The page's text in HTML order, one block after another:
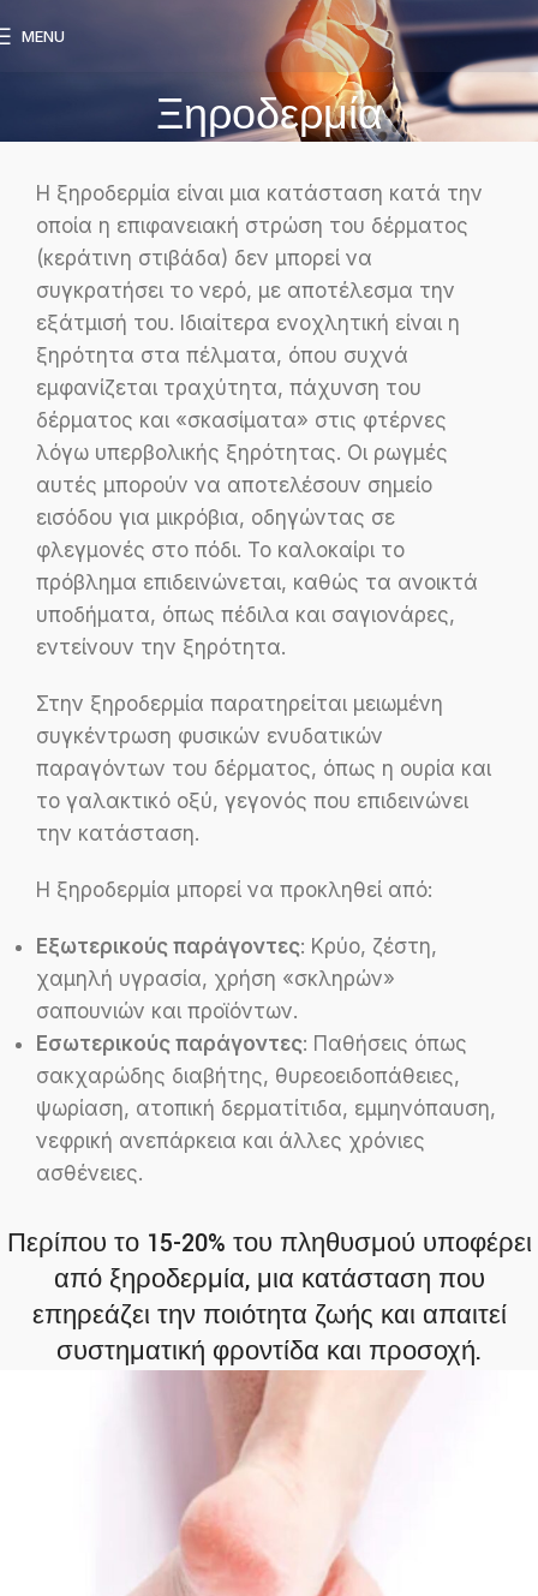
MENU
Ξηροδερμία
Η ξηροδερμία είναι μια κατάσταση κατά την
οποία η επιφανειακή στρώση του δέρματος
(κεράτινη στιβάδα) δεν μπορεί να
συγκρατήσει το νερό, με αποτέλεσμα την
εξάτμισή του. Ιδιαίτερα ενοχλητική είναι η
ξηρότητα στα πέλματα, όπου συχνά
εμφανίζεται τραχύτητα, πάχυνση του
δέρματος και «σκασίματα» στις φτέρνες
λόγω υπερβολικής ξηρότητας. Οι ρωγμές
αυτές μπορούν να αποτελέσουν σημείο
εισόδου για μικρόβια, οδηγώντας σε
φλεγμονές στο πόδι. Το καλοκαίρι το
πρόβλημα επιδεινώνεται, καθώς τα ανοικτά
υποδήματα, όπως πέδιλα και σαγιονάρες,
εντείνουν την ξηρότητα.
Στην ξηροδερμία παρατηρείται μειωμένη
συγκέντρωση φυσικών ενυδατικών
παραγόντων του δέρματος, όπως η ουρία και
το γαλακτικό οξύ, γεγονός που επιδεινώνει
την κατάσταση.
Η ξηροδερμία μπορεί να προκληθεί από:
Εξωτερικούς παράγοντες: Κρύο, ζέστη,
χαμηλή υγρασία, χρήση «σκληρών»
σαπουνιών και προϊόντων.
Εσωτερικούς παράγοντες: Παθήσεις όπως
σακχαρώδης διαβήτης, θυρεοειδοπάθειες,
ψωρίαση, ατοπική δερματίτιδα, εμμηνόπαυση,
νεφρική ανεπάρκεια και άλλες χρόνιες
ασθένειες.
Περίπου το 15-20% του πληθυσμού υποφέρει
από ξηροδερμία, μια κατάσταση που
επηρεάζει την ποιότητα ζωής και απαιτεί
συστηματική φροντίδα και προσοχή.